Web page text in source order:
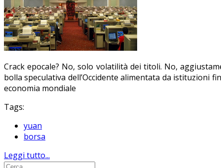
Crack epocale? No, solo volatilità dei titoli. No,
bolla speculativa dell’Occidente alimentata da istituzioni
economia mondiale
Tags:
yuan
borsa
Leggi tutto...